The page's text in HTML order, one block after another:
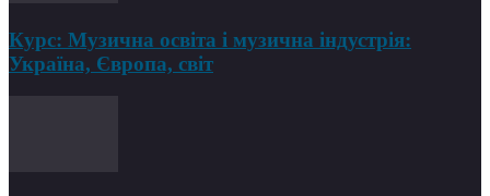
Курс: Музична освіта і музична індустрія:
Україна, Європа, світ